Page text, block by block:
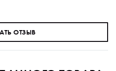
ОТЗЫВ